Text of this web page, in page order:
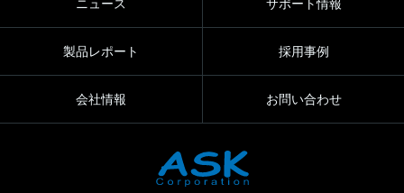
ニュース サポート情報
製品レポート 採用事例
会社情報 お問い合わせ